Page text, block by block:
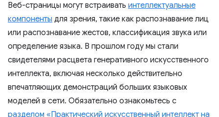
Веб-страницы могут встраивать интеллектуальные
компоненты для зрения, такие как распознавание лиц
или распознавание жестов, классификация звука или
определение языка. В прошлом году мы стали
свидетелями расцвета генеративного искусственного
интеллекта, включая несколько действительно
впечатляющих демонстраций больших языковых
моделей в сети. Обязательно ознакомьтесь с
разделом «Практический искусственный интеллект на